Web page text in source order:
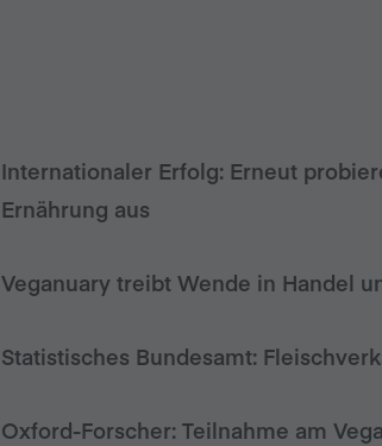
Internationaler Erfolg: Erneut
Ernährung aus
Veganuary treibt Wende in Handel
Statistisches Bundesamt:
Oxford-Forscher: Teilnahme am